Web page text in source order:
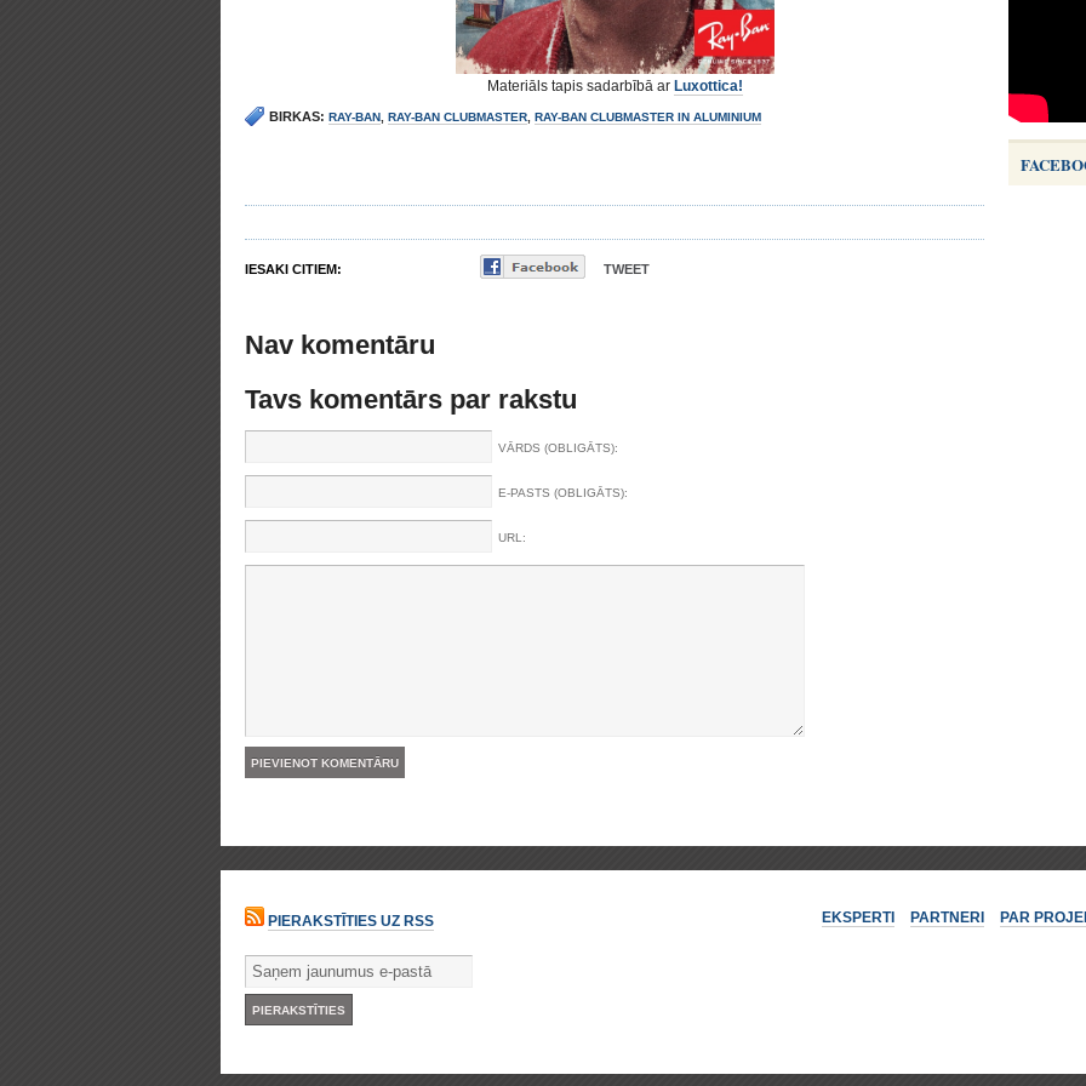
Materiāls tapis sadarbībā ar Luxottica!
BIRKAS: RAY-BAN RAY-BAN CLUBMASTER RAY-BAN CLUBMASTER IN ALUMINIUM
IESAKI CITIEM: TWEET
Nav komentāru
Tavs komentārs par rakstu
VĀRDS (OBLIGĀTS):
E-PASTS (OBLIGĀTS):
URL:
PIERAKSTĪTIES UZ RSS EKSPERTI PARTNERI PAR